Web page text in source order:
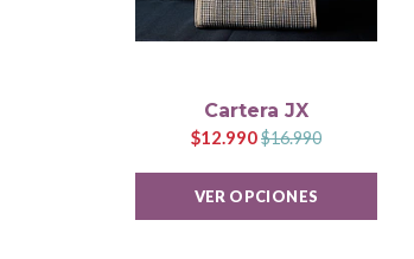
Cartera JX
$12.990$16.990
VER OPCIONES